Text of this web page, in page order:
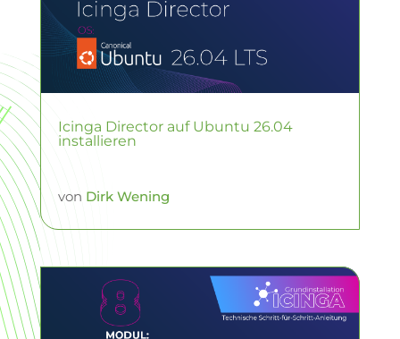
Icinga Director auf Ubuntu 26.04
installieren
von Dirk Wening